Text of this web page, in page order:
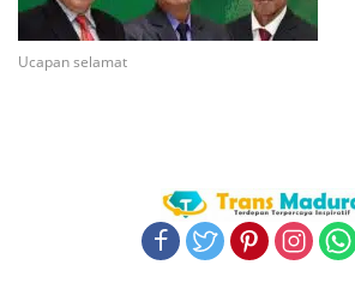
Ucapan selamat